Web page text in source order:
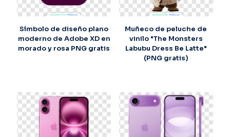
Símbolo de diseño plano
moderno de Adobe XD en
morado y rosa PNG gratis
Muñeco de peluche de
vinilo "The Monsters
Labubu Dress Be Latte"
(PNG gratis)